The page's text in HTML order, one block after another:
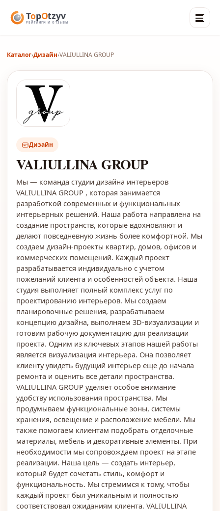
Каталог›Дизайн›VALIULLINA GROUP
Дизайн
VALIULLINA GROUP
Мы — команда студии дизайна интерьеров
VALIULLINA GROUP , которая занимается
разработкой современных и функциональных
интерьерных решений. Наша работа направлена на
создание пространств, которые вдохновляют и
делают повседневную жизнь более комфортной. Мы
создаем дизайн-проекты квартир, домов, офисов и
коммерческих помещений. Каждый проект
разрабатывается индивидуально с учетом
пожеланий клиента и особенностей объекта. Наша
студия выполняет полный комплекс услуг по
проектированию интерьеров. Мы создаем
планировочные решения, разрабатываем
концепцию дизайна, выполняем 3D-визуализации и
готовим рабочую документацию для реализации
проекта. Одним из ключевых этапов нашей работы
является визуализация интерьера. Она позволяет
клиенту увидеть будущий интерьер еще до начала
ремонта и оценить все детали пространства.
VALIULLINA GROUP уделяет особое внимание
удобству использования пространства. Мы
продумываем функциональные зоны, системы
хранения, освещение и расположение мебели. Мы
также помогаем клиентам подобрать отделочные
материалы, мебель и декоративные элементы. При
необходимости мы сопровождаем проект на этапе
реализации. Наша цель — создать интерьер,
который будет сочетать стиль, комфорт и
функциональность. Мы стремимся к тому, чтобы
каждый проект был уникальным и полностью
соответствовал ожиданиям клиента. VALIULLINA